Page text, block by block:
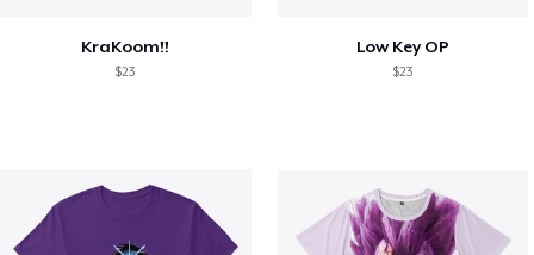
KraKoom!!
$23
Low Key OP
$23